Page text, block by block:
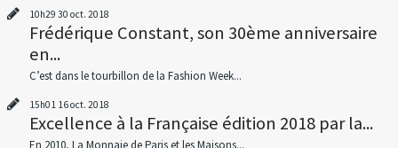
10h29 30 oct. 2018
Frédérique Constant, son 30ème anniversaire
en...
C’est dans le tourbillon de la Fashion Week...
15h01 16oct. 2018
Excellence à la Française édition 2018 par la...
En 2010, La Monnaie de Paris et les Maisons...